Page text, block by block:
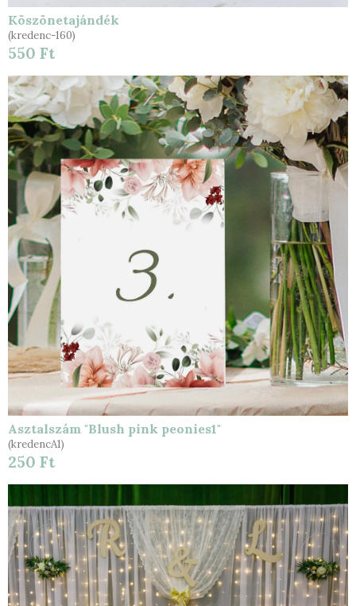
Köszönetajándék
(kredenc-160)
550 Ft
Asztalszám "Blush pink peonies1"
(kredencA1)
250 Ft